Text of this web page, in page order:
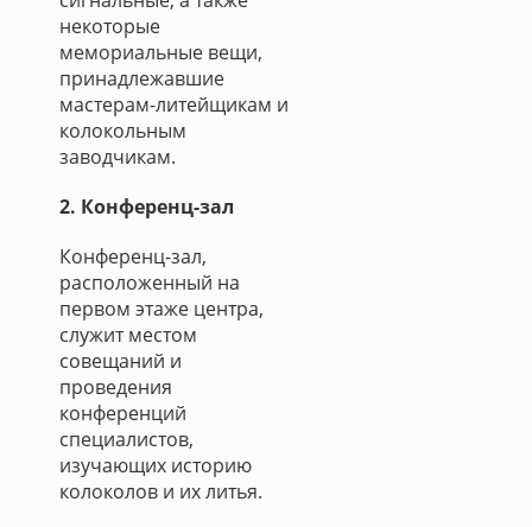
некоторые
мемориальные вещи,
принадлежавшие
мастерам-литейщикам и
колокольным
заводчикам.
2. Конференц-зал
Конференц-зал,
расположенный на
первом этаже центра,
служит местом
совещаний и
проведения
конференций
специалистов,
изучающих историю
колоколов и их литья.